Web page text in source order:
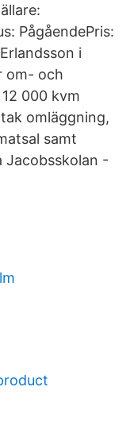
PågåendePris:
i
om- och
000 kvm
omläggning,
samt
Jacobsskolan -